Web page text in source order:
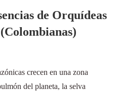
de Orquídeas
crecen en una zona
del planeta, la selva